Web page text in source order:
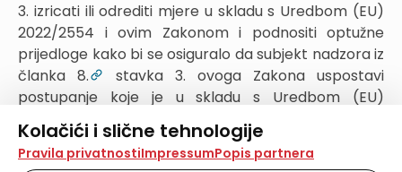
Kolačići i slične tehnologije
Na našoj web stranici koristimo kolačiće i slične
tehnologije za pohranu, čitanje i obradu informacija na
Pravila privatnostiImpressumPopis partnera
3. izricati ili odrediti mjere u skladu s Uredbom (EU)
2022/2554 i ovim Zakonom i podnositi optužne
prijedloge kako bi se osiguralo da subjekt nadzora iz
članka 8.
stavka 3. ovoga Zakona uspostavi
postupanje koje je u skladu s Uredbom (EU)
2022/2554 i ovim Zakonom
4. upućivati zahtjev, u mjeri u kojoj je to propisima